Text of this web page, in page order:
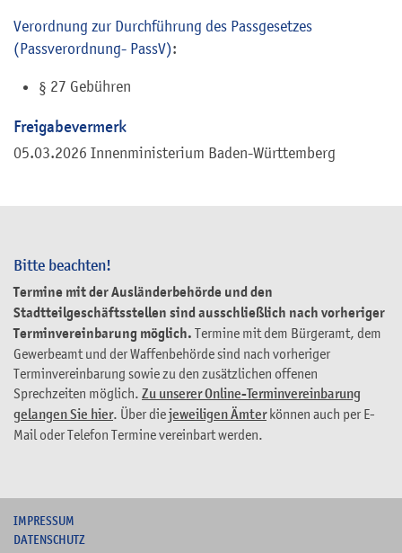
Bitte beachten!
Termine mit der Ausländerbehörde und den
Stadtteilgeschäftsstellen sind ausschließlich nach vorheriger
Terminvereinbarung möglich. Termine mit dem Bürgeramt, dem
Gewerbeamt und der Waffenbehörde sind nach vorheriger
Terminvereinbarung sowie zu den zusätzlichen offenen
Sprechzeiten möglich. Zu unserer Online-Terminvereinbarung
gelangen Sie hier. Über diejeweiligen Ämterkönnen auch per E-
Mail oder Telefon Termine vereinbart werden.
Verordnung zur Durchführung des Passgesetzes
(Passverordnung- PassV):
§ 27 Gebühren
Freigabevermerk
05.03.2026 Innenministerium Baden-Württemberg
IMPRESSUM
DATENSCHUTZ